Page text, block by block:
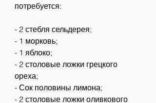
потребуется:
- 2 стебля сельдерея;
- 1 морковь;
- 1 яблоко;
- 2 столовые ложки грецкого
ореха;
- Сок половины лимона;
- 2 столовые ложки оливкового